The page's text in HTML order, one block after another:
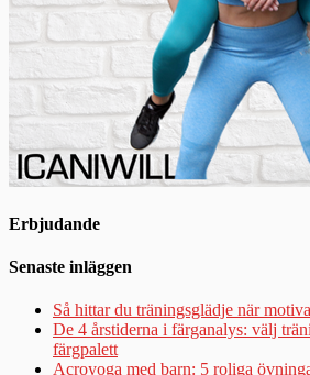
Erbjudande
Senaste inläggen
Så hittar du träningsglädje när
De 4 årstiderna i färganalys: välj
färgpalett
Acroyoga med barn: 5 roliga